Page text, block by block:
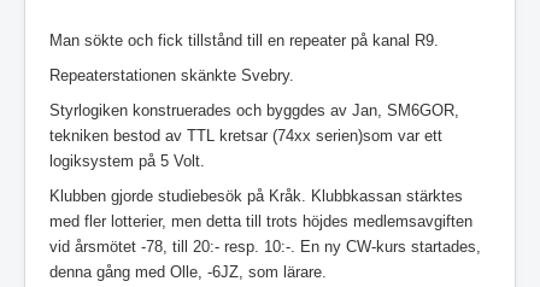
Man sökte och fick tillstånd till en repeater på kanal R9.
Repeaterstationen skänkte Svebry.
Styrlogiken konstruerades och byggdes av Jan, SM6GOR,
tekniken bestod av TTL kretsar (74xx serien)som var ett
logiksystem på 5 Volt.
Klubben gjorde studiebesök på Kråk. Klubbkassan stärktes
med fler lotterier, men detta till trots höjdes medlemsavgiften
vid årsmötet -78, till 20:- resp. 10:-. En ny CW-kurs startades,
denna gång med Olle, -6JZ, som lärare.